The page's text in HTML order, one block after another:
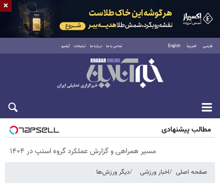
فارسی العربية English تماس با ما درباره ما تبلیغات آرشیو
پنجشنبه ۱۵ مرداد ۱۴۰۵
مطالب پیشنهادی
مسیر همراهی و گزارش عملکرد گروه اسنپ در ۱۴۰۴
صفحه اصلی اخبار ورزشی دیگر ورزش‌ها
×